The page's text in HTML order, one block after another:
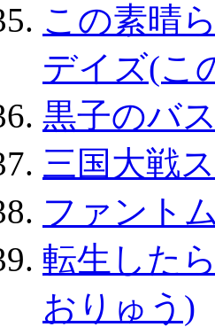
この素晴
デイズ(こ
黒子のバ
三国大戦
ファント
転生した
おりゅう)